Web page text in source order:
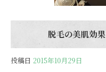
脱毛の美肌効
投稿日 2015年10月29日